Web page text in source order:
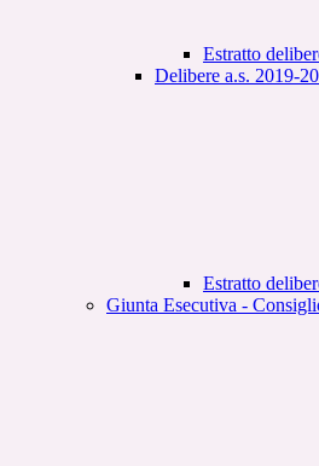
Estratto
Delibere a.s. 2019-
Estratto
Giunta Esecutiva -